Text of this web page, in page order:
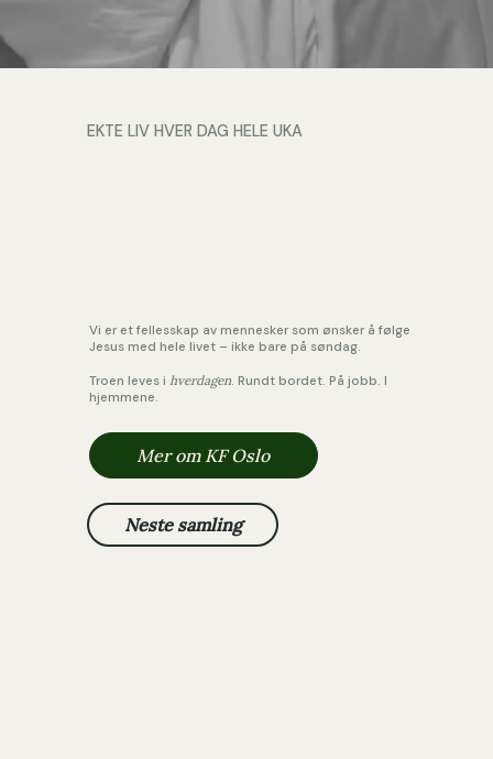
EKTE LIV HVER DAG HELE UKA
Vi er et fellesskap av mennesker som ønsker å følge
Jesus med hele livet – ikke bare på søndag.
Troen leves i hverdagen. Rundt bordet. På jobb. I
hjemmene.
Mer om KF Oslo
Neste samling